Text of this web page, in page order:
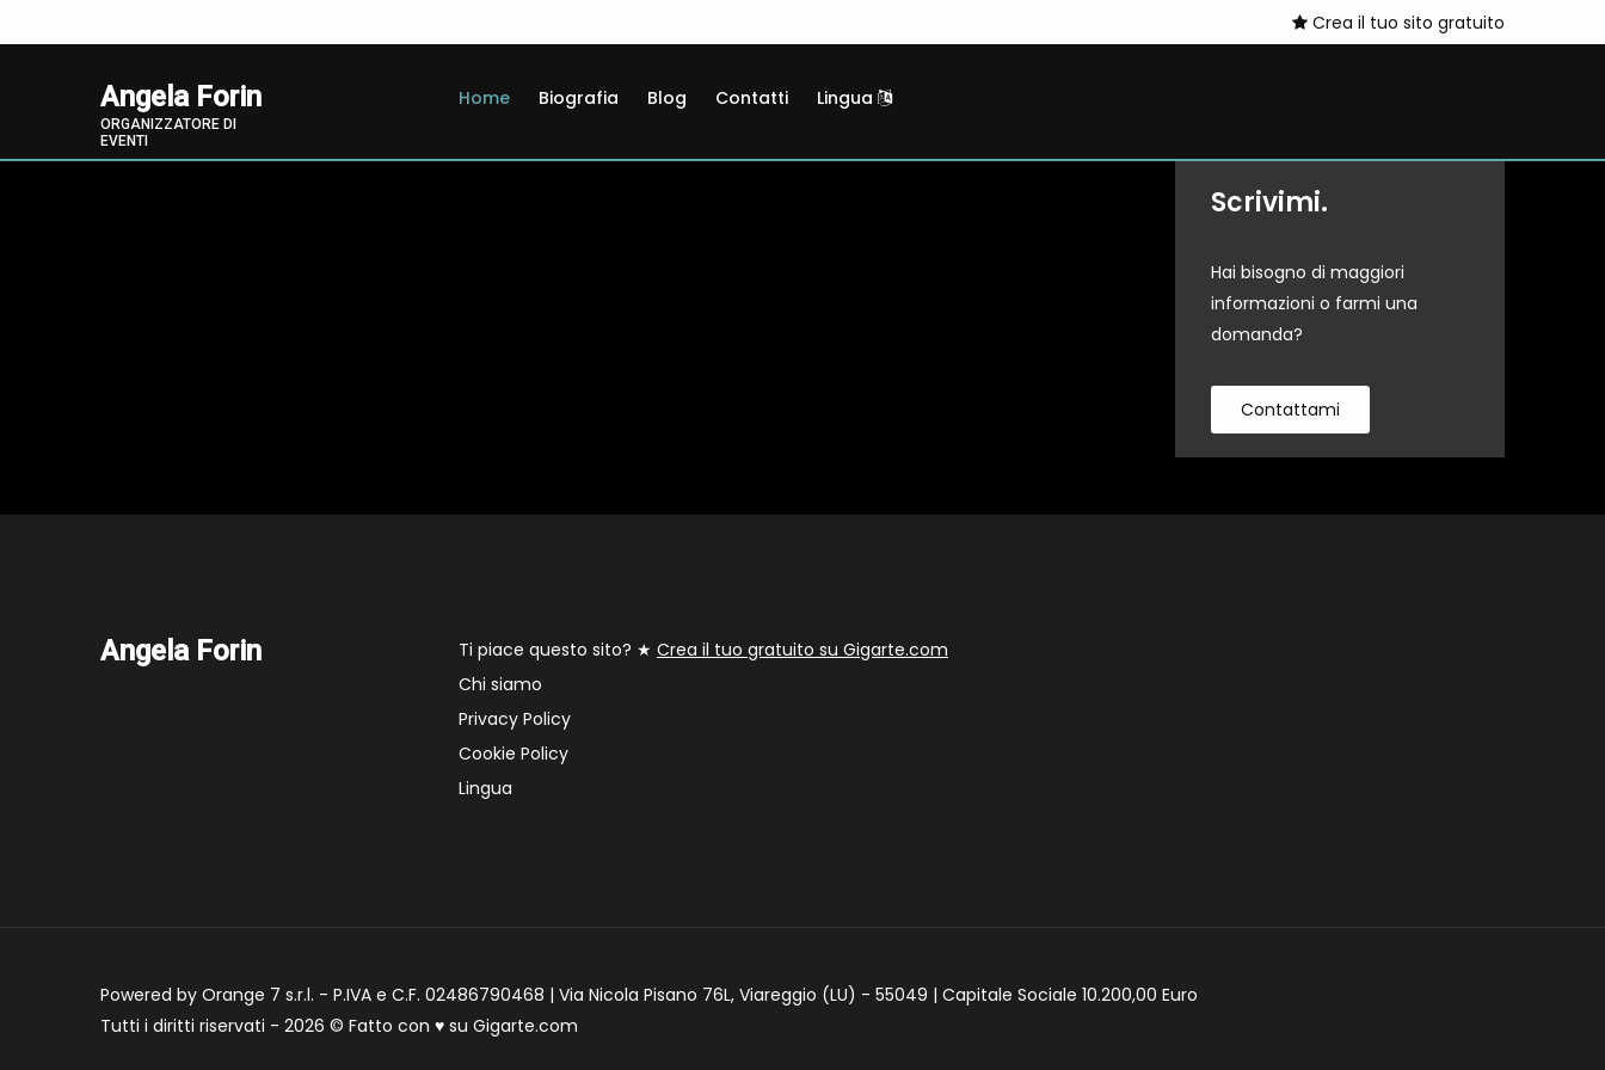
Crea il tuo sito gratuito
Angela Forin
ORGANIZZATORE DI
EVENTI
Home Biografia Blog Contatti Lingua
Scrivimi.
Hai bisogno di maggiori
informazioni o farmi una
domanda?
Contattami
Angela Forin Ti piace questo sito? ★ Crea il tuo gratuito su Gigarte.com
Chi siamo
Privacy Policy
Cookie Policy
Lingua
Powered by Orange 7 s.r.l. - P.IVA e C.F. 02486790468 | Via Nicola Pisano 76L, Viareggio (LU) - 55049 | Capitale Sociale 10.200,00 Euro
Tutti i diritti riservati - 2026 © Fatto con ♥ su Gigarte.com